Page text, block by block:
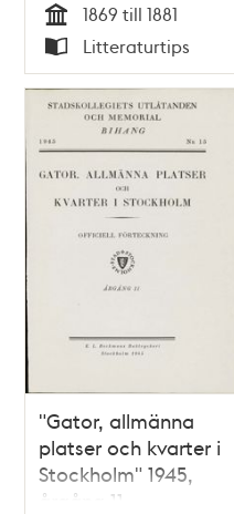
Tid
1869 till 1881
Typ
Litteraturtips
"Gator, allmänna
platser och kvarter i
Stockholm" 1945,
årgång 11